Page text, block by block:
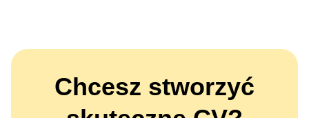
Chcesz stworzyć